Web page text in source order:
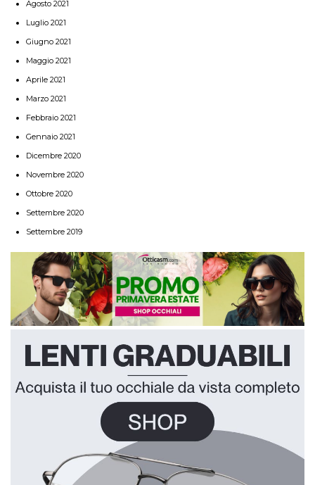
Agosto 2021
Luglio 2021
Giugno 2021
Maggio 2021
Aprile 2021
Marzo 2021
Febbraio 2021
Gennaio 2021
Dicembre 2020
Novembre 2020
Ottobre 2020
Settembre 2020
Settembre 2019